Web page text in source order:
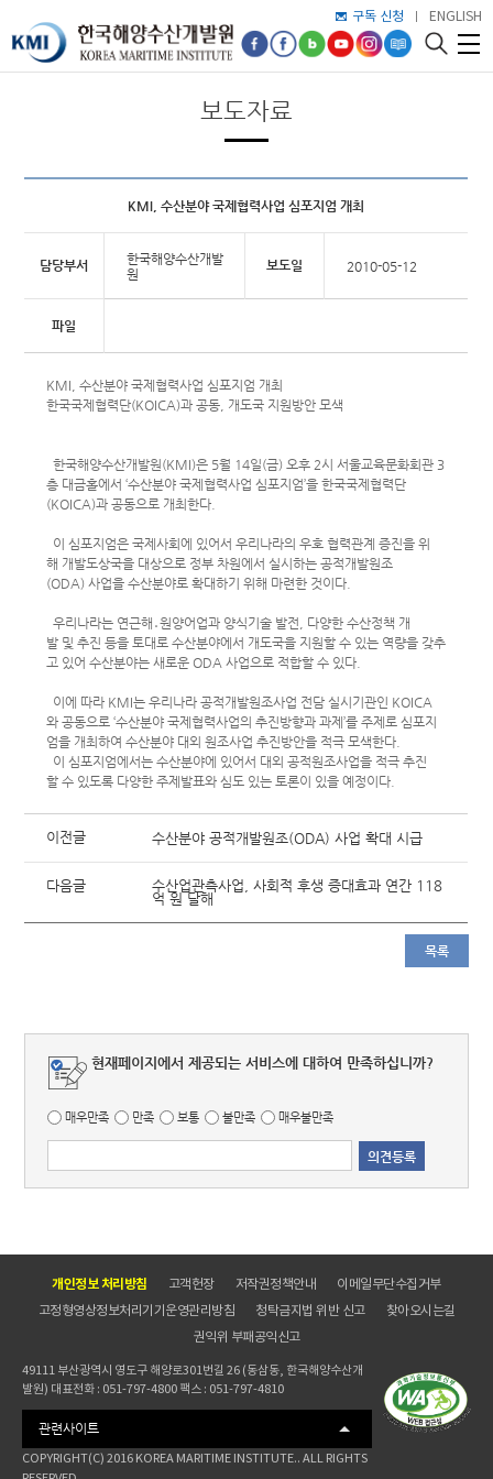
구독 신청 ENGLISH
보도자료
KMI, 수산분야 국제협력사업 심포지엄 개최
담당부서
한국해양수산개발
원
보도일 2010-05-12
파일
KMI, 수산분야 국제협력사업 심포지엄 개최
한국국제협력단(KOICA)과 공동, 개도국 지원방안 모색
한국해양수산개발원(KMI)은 5월 14일(금) 오후 2시 서울교육문화회관 3
층 대금홀에서 ‘수산분야 국제협력사업 심포지엄’을 한국국제협력단
(KOICA)과 공동으로 개최한다.
이 심포지엄은 국제사회에 있어서 우리나라의 우호 협력관계 증진을 위
해 개발도상국을 대상으로 정부 차원에서 실시하는 공적개발원조
(ODA) 사업을 수산분야로 확대하기 위해 마련한 것이다.
우리나라는 연근해․원양어업과 양식기술 발전, 다양한 수산정책 개
발 및 추진 등을 토대로 수산분야에서 개도국을 지원할 수 있는 역량을 갖추
고 있어 수산분야는 새로운 ODA 사업으로 적합할 수 있다.
이에 따라 KMI는 우리나라 공적개발원조사업 전담 실시기관인 KOICA
와 공동으로 ‘수산분야 국제협력사업의 추진방향과 과제’를 주제로 심포지
엄을 개최하여 수산분야 대외 원조사업 추진방안을 적극 모색한다.
이 심포지엄에서는 수산분야에 있어서 대외 공적원조사업을 적극 추진
할 수 있도록 다양한 주제발표와 심도 있는 토론이 있을 예정이다.
이전글 수산분야 공적개발원조(ODA) 사업 확대 시급
다음글
수산업관측사업, 사회적 후생 증대효과 연간 118
억 원 달해
목록
현재페이지에서 제공되는 서비스에 대하여 만족하십니까?
매우만족 만족 보통 불만족 매우불만족
개인정보 처리방침 고객헌장 저작권정책안내
이메일무단수집거부
고정형영상정보처리기기운영관리방침
청탁금지법 위반 신고
찾아오시는길
권익위 부패공익신고
49111 부산광역시 영도구 해양로301번길 26 (동삼동, 한국해양수산개
발원) 대표전화 : 051-797-4800 팩스 : 051-797-4810
관련사이트
COPYRIGHT(C) 2016 KOREA MARITIME INSTITUTE.. ALL RIGHTS